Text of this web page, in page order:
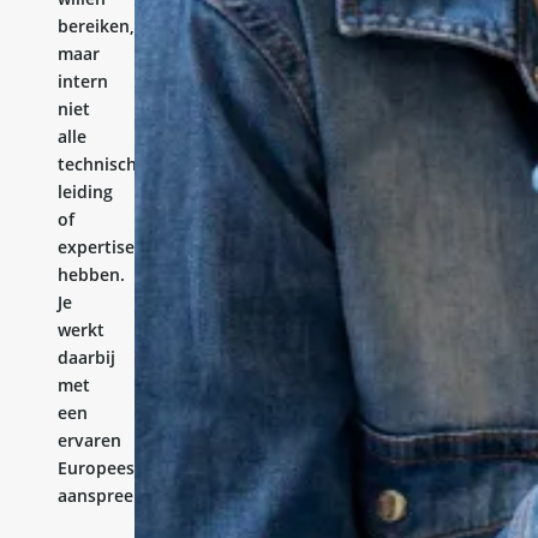
bereiken,
maar
intern
niet
alle
technische
leiding
of
expertise
hebben.
Je
werkt
daarbij
met
een
ervaren
Europees
aanspreekpunt.